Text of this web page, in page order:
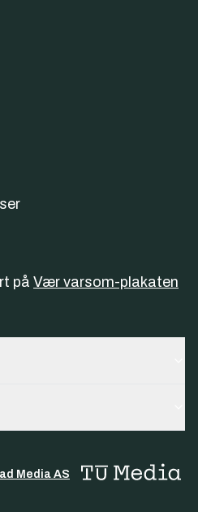
på Vær varsom-plakaten
Media AS